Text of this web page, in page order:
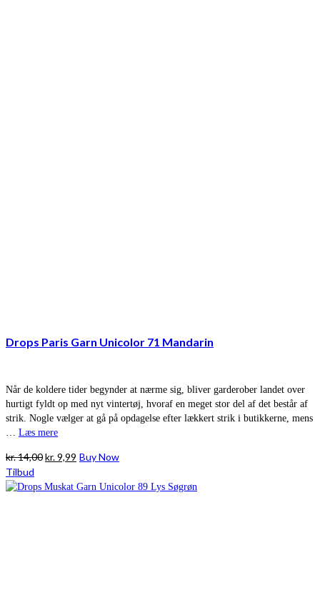
Drops Paris Garn Unicolor 71 Mandarin
Når de koldere tider begynder at nærme sig, bliver garderober landet over
hurtigt fyldt op med nyt vintertøj, hvoraf en meget stor del af det består af
strik. Nogle vælger at gå på opdagelse efter lækkert strik i butikkerne, mens
Læs mere
kr.14,00Den
pris
kr.9,99 Den
pris
Buy Now
Tilbud